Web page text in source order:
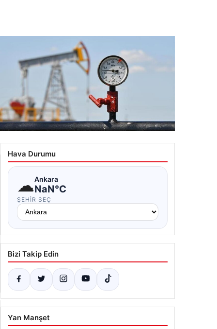
8
fiyatları 25 Mayıs: Güncel seviyeler ve
08:03
Hava Durumu
☁Ankara
NaN°C
ŞEHIR SEÇ
Bizi Takip Edin
Yan Manşet